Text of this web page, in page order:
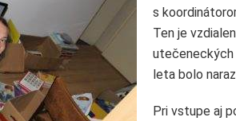
s
Ten je
utečeneckých
leta bolo
Pri vstupe aj